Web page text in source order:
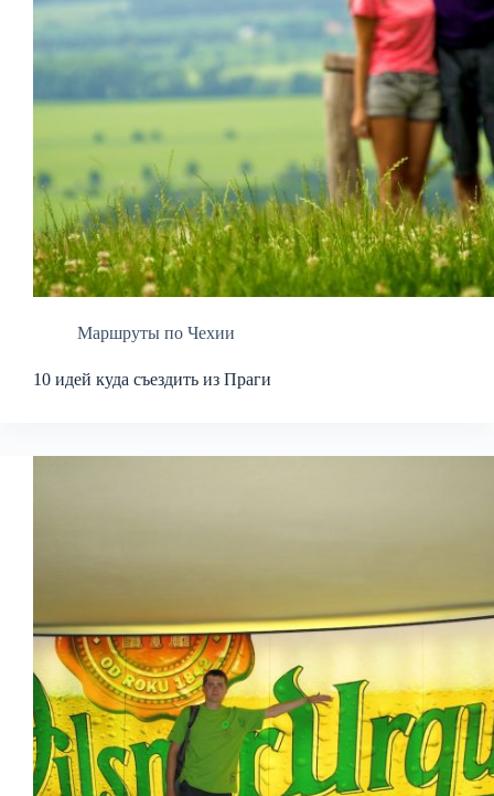
Маршруты по Чехии
10 идей куда съездить из Праги